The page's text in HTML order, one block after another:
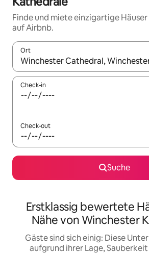
Finde und miete einzigartige
auf Airbnb.
Ort
Wenn Ergebnisse verfügbar sind,
Check-in
Check-out
Suche
Erstklassig bewertete
Nähe von Winchester
Gäste sind sich einig: Diese
aufgrund ihrer Lage,